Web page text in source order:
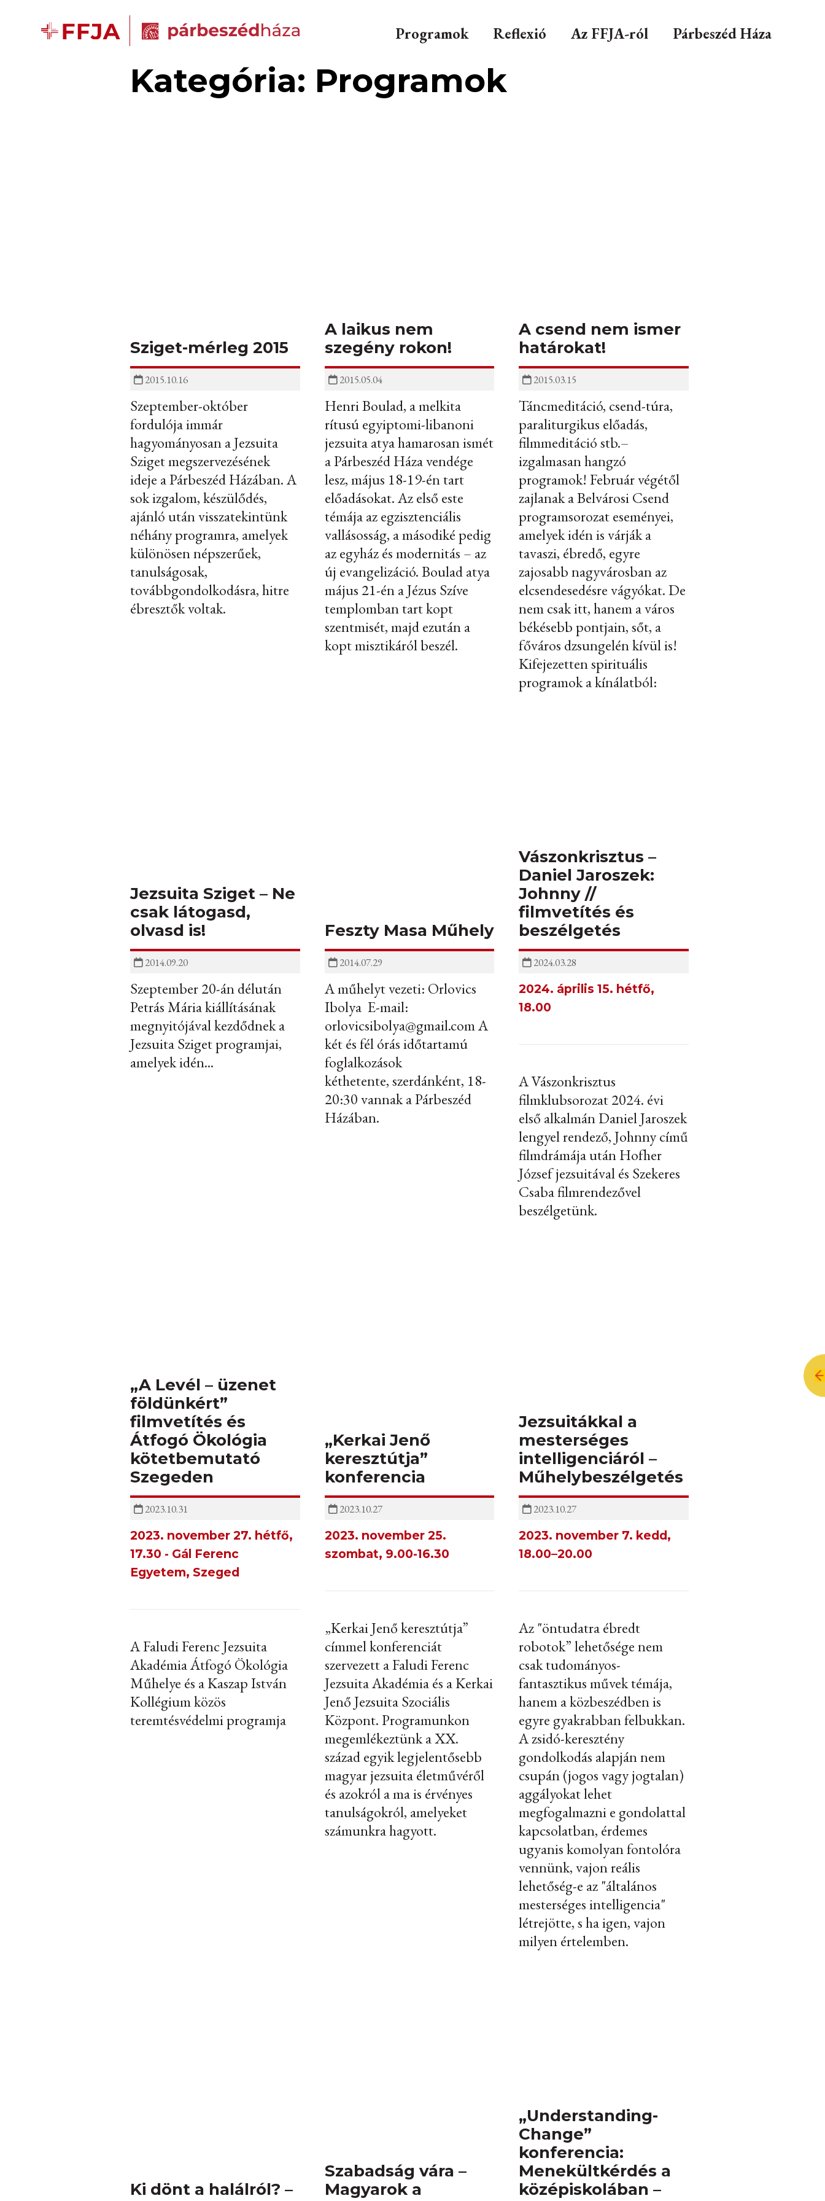
Programok Reflexió Az FFJA-ról Párbeszéd Háza
Kategória: Programok
Sziget-mérleg 2015
2015.10.16
Szeptember-október
fordulója immár
hagyományosan a Jezsuita
Sziget megszervezésének
ideje a Párbeszéd Házában. A
sok izgalom, készülődés,
ajánló után visszatekintünk
néhány programra, amelyek
különösen népszerűek,
tanulságosak,
továbbgondolkodásra, hitre
ébresztők voltak.
A laikus nem
szegény rokon!
2015.05.04
Henri Boulad, a melkita
rítusú egyiptomi-libanoni
jezsuita atya hamarosan ismét
a Párbeszéd Háza vendége
lesz, május 18-19-én tart
előadásokat. Az első este
témája az egzisztenciális
vallásosság, a másodiké pedig
az egyház és modernitás – az
új evangelizáció. Boulad atya
május 21-én a Jézus Szíve
templomban tart kopt
szentmisét, majd ezután a
kopt misztikáról beszél.
A csend nem ismer
határokat!
2015.03.15
Táncmeditáció, csend-túra,
paraliturgikus előadás,
filmmeditáció stb.–
izgalmasan hangzó
programok! Február végétől
zajlanak a Belvárosi Csend
programsorozat eseményei,
amelyek idén is várják a
tavaszi, ébredő, egyre
zajosabb nagyvárosban az
elcsendesedésre vágyókat. De
nem csak itt, hanem a város
békésebb pontjain, sőt, a
főváros dzsungelén kívül is!
Kifejezetten spirituális
programok a kínálatból:
Jezsuita Sziget – Ne
csak látogasd,
olvasd is!
2014.09.20
Szeptember 20-án délután
Petrás Mária kiállításának
megnyitójával kezdődnek a
Jezsuita Sziget programjai,
amelyek idén...
Feszty Masa Műhely
2014.07.29
A műhelyt vezeti: Orlovics
Ibolya E-mail:
orlovicsibolya@gmail.com A
két és fél órás időtartamú
foglalkozások
kéthetente, szerdánként, 18-
20:30 vannak a Párbeszéd
Házában.
Vászonkrisztus –
Daniel Jaroszek:
Johnny //
filmvetítés és
beszélgetés
2024.03.28
2024. április 15. hétfő,
18.00
A Vászonkrisztus
filmklubsorozat 2024. évi
első alkalmán Daniel Jaroszek
lengyel rendező, Johnny című
filmdrámája után Hofher
József jezsuitával és Szekeres
Csaba filmrendezővel
beszélgetünk.
„A Levél – üzenet
földünkért”
filmvetítés és
Átfogó Ökológia
kötetbemutató
Szegeden
2023.10.31
2023. november 27. hétfő,
17.30 - Gál Ferenc
Egyetem, Szeged
A Faludi Ferenc Jezsuita
Akadémia Átfogó Ökológia
Műhelye és a Kaszap István
Kollégium közös
teremtésvédelmi programja
„Kerkai Jenő
keresztútja”
konferencia
2023.10.27
2023. november 25.
szombat, 9.00-16.30
„Kerkai Jenő keresztútja”
címmel konferenciát
szervezett a Faludi Ferenc
Jezsuita Akadémia és a Kerkai
Jenő Jezsuita Szociális
Központ. Programunkon
megemlékeztünk a XX.
század egyik legjelentősebb
magyar jezsuita életművéről
és azokról a ma is érvényes
tanulságokról, amelyeket
számunkra hagyott.
Jezsuitákkal a
mesterséges
intelligenciáról –
Műhelybeszélgetés
2023.10.27
2023. november 7. kedd,
18.00–20.00
Az "öntudatra ébredt
robotok” lehetősége nem
csak tudományos-
fantasztikus művek témája,
hanem a közbeszédben is
egyre gyakrabban felbukkan.
A zsidó-keresztény
gondolkodás alapján nem
csupán (jogos vagy jogtalan)
aggályokat lehet
megfogalmazni e gondolattal
kapcsolatban, érdemes
ugyanis komolyan fontolóra
vennünk, vajon reális
lehetőség-e az "általános
mesterséges intelligencia"
létrejötte, s ha igen, vajon
milyen értelemben.
Ki dönt a halálról? –
Szabadság vára –
Magyarok a
„Understanding-
Change”
konferencia:
Menekültkérdés a
középiskolában –